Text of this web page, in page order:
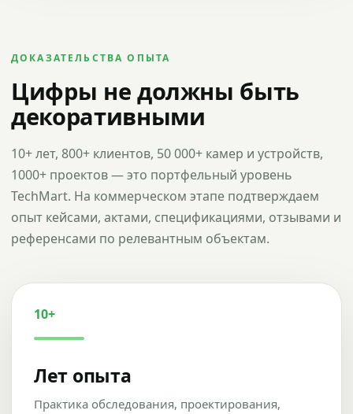
ДОКАЗАТЕЛЬСТВА ОПЫТА
Цифры не должны быть
декоративными
10+ лет, 800+ клиентов, 50 000+ камер и устройств,
1000+ проектов — это портфельный уровень
TechMart. На коммерческом этапе подтверждаем
опыт кейсами, актами, спецификациями, отзывами и
референсами по релевантным объектам.
10+
Лет опыта
Практика обследования, проектирования,